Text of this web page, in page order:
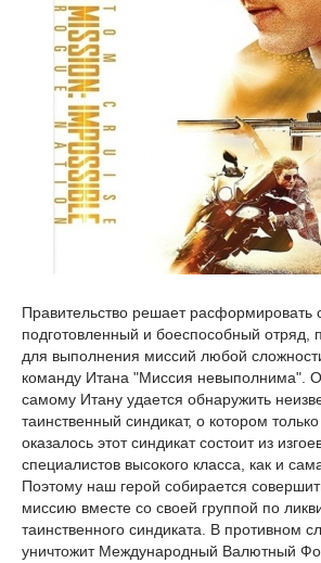
Правительство решает расформировать
подготовленный и боеспособный отряд,
для выполнения миссий любой
команду Итана "Миссия невыполнима".
самому Итану удается обнаружить
таинственный синдикат, о котором
оказалось этот синдикат состоит из
специалистов высокого класса, как и
Поэтому наш герой собирается
миссию вместе со своей группой по
таинственного синдиката. В противном
уничтожит Международный Валютный